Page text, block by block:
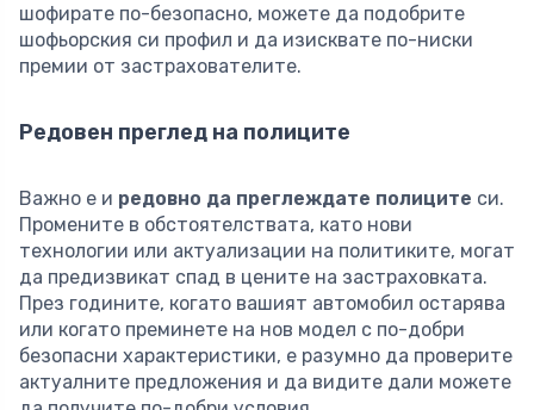
шофирате по-безопасно, можете да подобрите
шофьорския си профил и да изисквате по-ниски
премии от застрахователите.
Редовен преглед на полиците
Важно е и редовно да преглеждате полиците си.
Промените в обстоятелствата, като нови
технологии или актуализации на политиките, могат
да предизвикат спад в цените на застраховката.
През годините, когато вашият автомобил остарява
или когато преминете на нов модел с по-добри
безопасни характеристики, е разумно да проверите
актуалните предложения и да видите дали можете